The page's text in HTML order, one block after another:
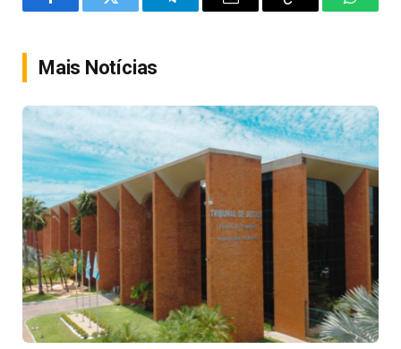
FacebookTwitter TelegramEmail
Copy
Mais Notícias